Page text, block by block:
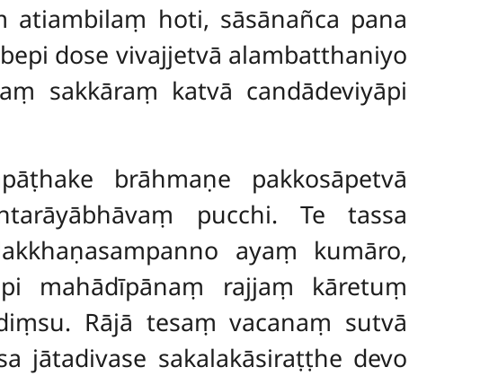
hoti, sāsānañca pana
dose vivajjetvā alambatthaniyo
sakkāraṃ katvā candādeviyāpi
brāhmaṇe pakkosāpetvā
pucchi. Te tassa
ayaṃ kumāro,
mahādīpānaṃ rajjaṃ kāretuṃ
Rājā tesaṃ vacanaṃ sutvā
jātadivase sakalakāsiraṭṭhe devo